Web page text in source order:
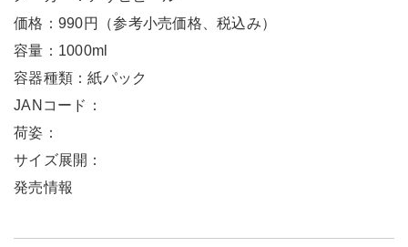
価格：990円（参考小売価格、税込み）
容量：1000ml
容器種類：紙パック
JANコード：
荷姿：
サイズ展開：
発売情報